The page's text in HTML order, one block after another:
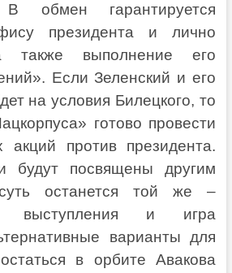
обмен гарантируется
президента и лично
также выполнение его
Если Зеленский и его
на условия Билецкого, то
готово провести
акций против президента.
будут посвящены другим
останется той же –
выступления и игра
варианты для
в орбите Авакова